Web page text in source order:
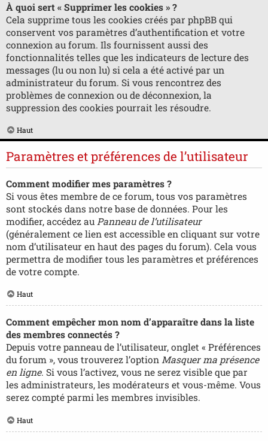
À quoi sert « Supprimer les cookies » ?
Cela supprime tous les cookies créés par phpBB qui
conservent vos paramètres d’authentification et votre
connexion au forum. Ils fournissent aussi des
fonctionnalités telles que les indicateurs de lecture des
messages (lu ou non lu) si cela a été activé par un
administrateur du forum. Si vous rencontrez des
problèmes de connexion ou de déconnexion, la
suppression des cookies pourrait les résoudre.
Haut
Paramètres et préférences de l’utilisateur
Comment modifier mes paramètres ?
Si vous êtes membre de ce forum, tous vos paramètres
sont stockés dans notre base de données. Pour les
modifier, accédez au Panneau de l’utilisateur
(généralement ce lien est accessible en cliquant sur votre
nom d’utilisateur en haut des pages du forum). Cela vous
permettra de modifier tous les paramètres et préférences
de votre compte.
Haut
Comment empêcher mon nom d’apparaître dans la liste
des membres connectés ?
Depuis votre panneau de l’utilisateur, onglet « Préférences
du forum », vous trouverez l’option Masquer ma présence
en ligne. Si vous l’activez, vous ne serez visible que par
les administrateurs, les modérateurs et vous-même. Vous
serez compté parmi les membres invisibles.
Haut